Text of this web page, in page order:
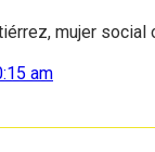
mujer social
am